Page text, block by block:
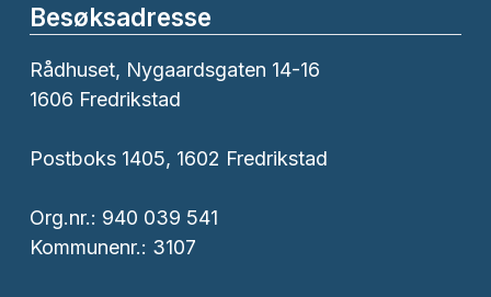
Besøksadresse
Rådhuset, Nygaardsgaten 14-16
1606 Fredrikstad
Postboks 1405, 1602 Fredrikstad
Org.nr.: 940 039 541
Kommunenr.: 3107